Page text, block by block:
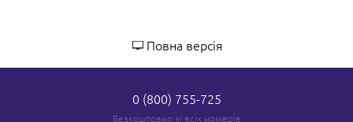
Повна версія
0 (800) 755-725
Безкоштовно зі всіх номерів